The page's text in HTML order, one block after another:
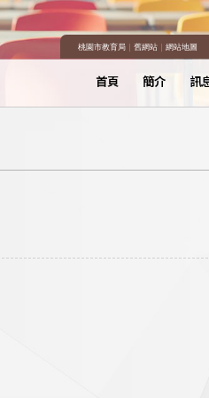
桃園市教育局｜ 舊網站｜ 網站地圖
首頁 簡介 訊